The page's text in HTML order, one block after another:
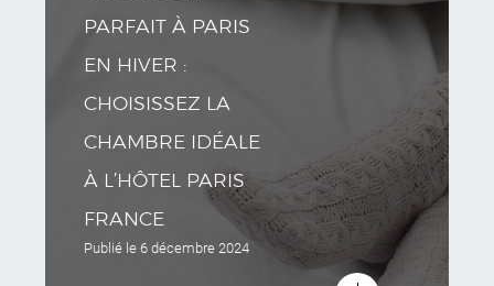
PARFAIT À PARIS
EN HIVER :
CHOISISSEZ LA
CHAMBRE IDÉALE
À L’HÔTEL PARIS
FRANCE
Publié le 6 décembre 2024